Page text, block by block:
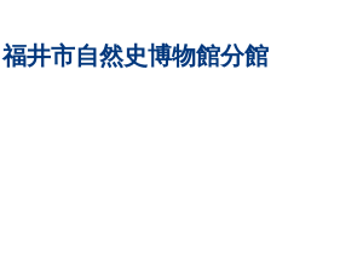
井市自然史博物館分館